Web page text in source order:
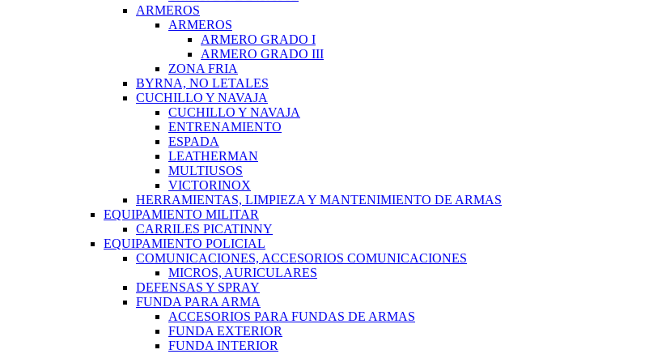
ARMEROS
ARMEROS
ARMERO GRADO I
ARMERO GRADO III
ZONA FRIA
BYRNA, NO LETALES
CUCHILLO Y NAVAJA
CUCHILLO Y NAVAJA
ENTRENAMIENTO
ESPADA
LEATHERMAN
MULTIUSOS
VICTORINOX
HERRAMIENTAS, LIMPIEZA Y MANTENIMIENTO DE ARMAS
EQUIPAMIENTO MILITAR
CARRILES PICATINNY
EQUIPAMIENTO POLICIAL
COMUNICACIONES, ACCESORIOS COMUNICACIONES
MICROS, AURICULARES
DEFENSAS Y SPRAY
FUNDA PARA ARMA
ACCESORIOS PARA FUNDAS DE ARMAS
FUNDA EXTERIOR
FUNDA INTERIOR